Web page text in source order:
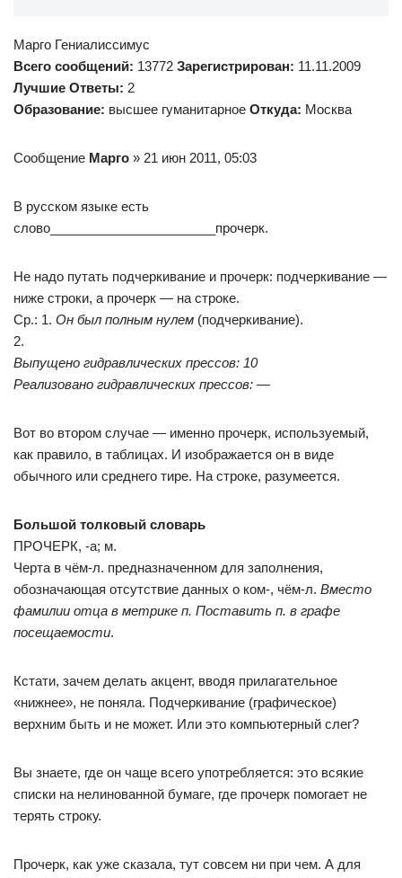
Марго Гениалиссимус
Всего сообщений: 13772 Зарегистрирован: 11.11.2009
Лучшие Ответы: 2
Образование: высшее гуманитарное Откуда: Моcква
Сообщение Марго » 21 июн 2011, 05:03
В русском языке есть
слово_______________________прочерк.
Не надо путать подчеркивание и прочерк: подчеркивание —
ниже строки, а прочерк — на строке.
Ср.: 1. Он был полным нулем (подчеркивание).
2.
Выпущено гидравлических прессов: 10
Реализовано гидравлических прессов: —
Вот во втором случае — именно прочерк, используемый,
как правило, в таблицах. И изображается он в виде
обычного или среднего тире. На строке, разумеется.
Большой толковый словарь
ПРОЧЕРК, -а; м.
Черта в чём-л. предназначенном для заполнения,
обозначающая отсутствие данных о ком-, чём-л. Вместо
фамилии отца в метрике п. Поставить п. в графе
посещаемости.
Кстати, зачем делать акцент, вводя прилагательное
«нижнее», не поняла. Подчеркивание (графическое)
верхним быть и не может. Или это компьютерный слег?
Вы знаете, где он чаще всего употребляется: это всякие
списки на нелинованной бумаге, где прочерк помогает не
терять строку.
Прочерк, как уже сказала, тут совсем ни при чем. А для